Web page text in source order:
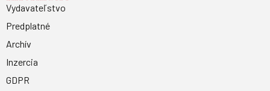
Vydavateľstvo
Predplatné
Archív
Inzercia
GDPR